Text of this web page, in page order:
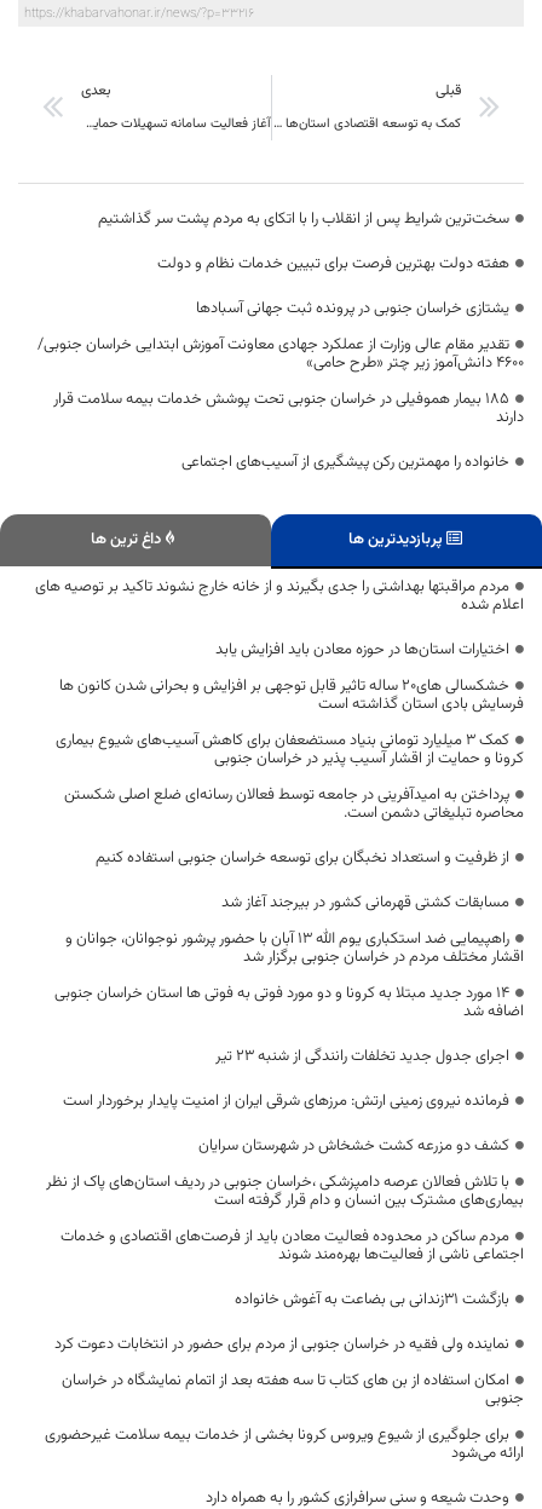
https://khabarvahonar.ir/news/?p=33216
قبلی
کمک به توسعه اقتصادی استان‌ها در دستور کار وزارت خارجه است
بعدی
آغاز فعالیت سامانه تسهیلات حمایتی فرهنگ و هنر
سخت‌ترین شرایط پس از انقلاب را با اتکای به مردم پشت سر گذاشتیم
هفته دولت بهترین فرصت برای تبیین خدمات نظام و دولت
یشتازی خراسان جنوبی در پرونده ثبت جهانی آسبادها
تقدیر مقام عالی وزارت از عملکرد جهادی معاونت آموزش ابتدایی خراسان جنوبی/
۴۶۰۰ دانش‌آموز زیر چتر «طرح حامی»
۱۸۵ بیمار هموفیلی در خراسان جنوبی تحت پوشش خدمات بیمه سلامت قرار
دارند
خانواده را مهمترین رکن پیشگیری از آسیب‌های اجتماعی
پربازدیدترین ها
داغ ترین ها
مردم مراقبتها بهداشتی را جدی بگیرند و از خانه خارج نشوند تاکید بر توصیه های
اعلام شده
اختیارات استان‌ها در حوزه معادن باید افزایش یابد
خشکسالی های۲۰ ساله تاثیر قابل توجهی بر افزایش و بحرانی شدن کانون ها
فرسایش بادی استان گذاشته است
کمک 3 میلیارد تومانی بنیاد مستضعفان برای کاهش آسیب‌های شیوع بیماری
کرونا و حمایت از اقشار آسیب پذیر در خراسان جنوبی
پرداختن به امیدآفرینی در جامعه توسط فعالان رسانه‌ای ضلع اصلی شکستن
محاصره تبلیغاتی دشمن است.
از ظرفیت و استعداد نخبگان برای توسعه خراسان جنوبی استفاده کنیم
مسابقات کشتی قهرمانی کشور در بیرجند آغاز شد
راهپیمایی ضد استکباری یوم الله ۱۳ آبان با حضور پرشور نوجوانان، جوانان و
اقشار مختلف مردم در خراسان جنوبی برگزار شد
14 مورد جدید مبتلا به کرونا و دو مورد فوتی به فوتی ها استان خراسان جنوبی
اضافه شد
اجرای جدول جدید تخلفات رانندگی از شنبه ۲۳ تیر
فرمانده نیروی زمینی ارتش: مرزهای شرقی ایران از امنیت پایدار برخوردار است
کشف دو مزرعه کشت خشخاش در شهرستان سرایان
با تلاش فعالان عرصه دامپزشکی ،خراسان جنوبی در ردیف استان‌های پاک از نظر
بیماری‌های مشترک بین انسان و دام قرار گرفته است
مردم ساکن در محدوده فعالیت معادن باید از فرصت‌های اقتصادی و خدمات
اجتماعی ناشی از فعالیت‌ها بهره‌مند شوند
بازگشت ۳۱زندانی بی بضاعت به آغوش خانواده
نماینده ولی فقیه در خراسان جنوبی از مردم برای حضور در انتخابات دعوت کرد
امکان استفاده از بن های کتاب تا سه هفته بعد از اتمام نمایشگاه در خراسان
جنوبی
برای جلوگیری از شیوع ویروس کرونا بخشی از خدمات بیمه سلامت غیرحضوری
ارائه می‌شود
وحدت شیعه و سنی سرافرازی کشور را به همراه دارد